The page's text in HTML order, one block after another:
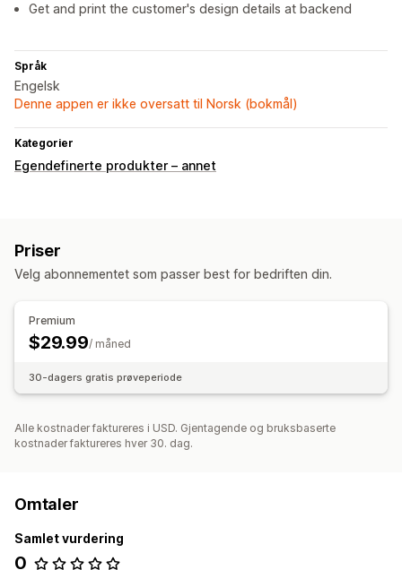
Get and print the customer's design details at backend
Språk
Engelsk
Denne appen er ikke oversatt til Norsk (bokmål)
Kategorier
Egendefinerte produkter – annet
Priser
Velg abonnementet som passer best for bedriften din.
Premium
$29.99/ måned
30-dagers gratis prøveperiode
Alle kostnader faktureres i USD. Gjentagende og bruksbaserte
kostnader faktureres hver 30. dag.
Omtaler
Samlet vurdering
0